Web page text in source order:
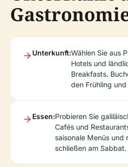
Unterkunft:Wählen Sie aus
Hotels und
Breakfasts.
den Frühling
Essen:Probieren Sie
Cafés und
saisonale Menüs und
schließen am Sabbat.